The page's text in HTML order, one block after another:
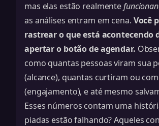
mas elas estão realmente
as análises entram em cena. Você
rastrear o que está acontecendo
apertar o botão de agendar.
como quantas pessoas viram sua
(alcance), quantas curtiram ou
(engajamento), e até mesmo
Esses números contam uma
piadas estão falhando? Aqueles